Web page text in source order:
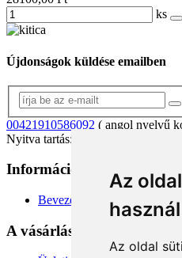
Az
használ
Az oldal
ks
Újdonságok küldése emailben
00421910586092 ( angol nyelvű
Nyitva tartás: 8.00 – 16.00 (hétfő-
Információk
Bevezetés
A vásárlásról